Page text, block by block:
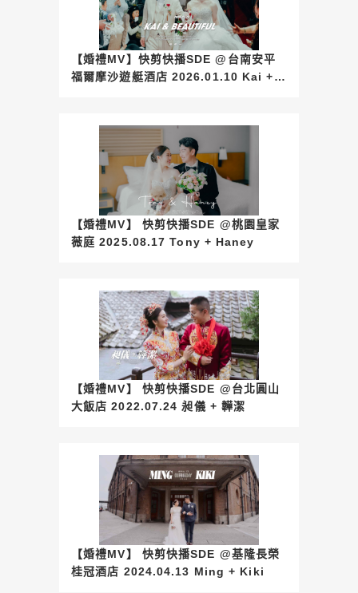
【婚禮MV】快剪快播SDE @台南安平
福爾摩沙遊艇酒店 2026.01.10 Kai +
【婚禮MV】 快剪快播SDE @桃園皇家
薇庭 2025.08.17 Tony + Haney
【婚禮MV】 快剪快播SDE @台北圓山
大飯店 2022.07.24 昶儀 + 韡潔
【婚禮MV】 快剪快播SDE @基隆長榮
桂冠酒店 2024.04.13 Ming + Kiki